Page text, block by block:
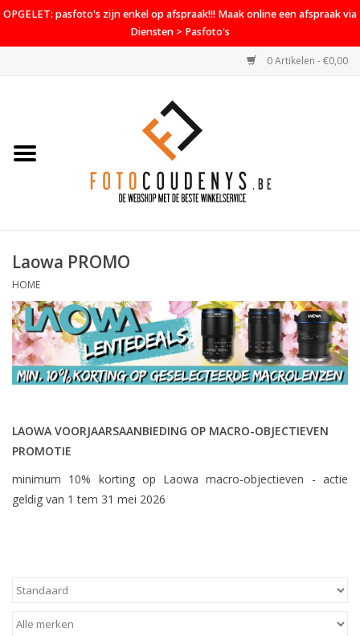
OPGELET: pasfoto's zijn enkel op afspraak!!! Maak online een afspraak via
Diensten > Pasfoto's
0 Artikelen - €0,00
Home
PROMO
Diensten
Contact
Laowa PROMO
HOME
LAOWA VOORJAARSAANBIEDING OP MACRO-OBJECTIEVEN
PROMOTIE
minimum 10% korting op Laowa macro-objectieven - actie
geldig van 1 tem 31 mei 2026